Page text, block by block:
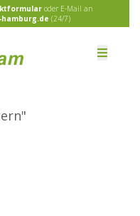
oder E-Mail an
(24/7)